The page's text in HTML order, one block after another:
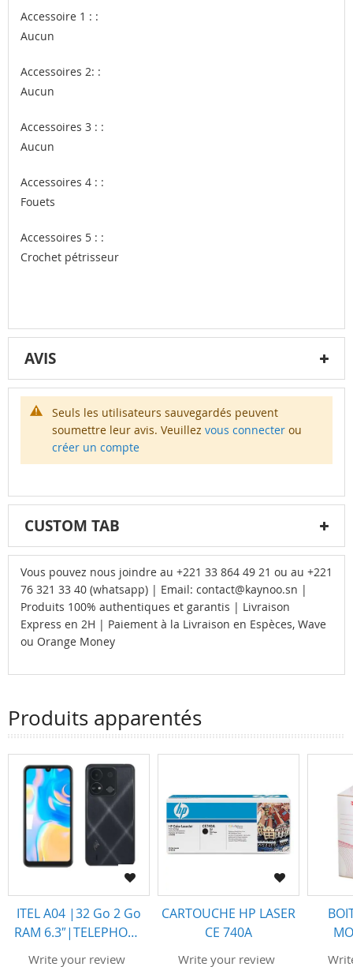
Accessoire 1 : :
Aucun
Accessoires 2: :
Aucun
Accessoires 3 : :
Aucun
Accessoires 4 : :
Fouets
Accessoires 5 : :
Crochet pétrisseur
AVIS
Seuls les utilisateurs sauvegardés peuvent
soumettre leur avis. Veuillez vous connecter ou
créer un compte
CUSTOM TAB
Vous pouvez nous joindre au +221 33 864 49 21 ou au +221
76 321 33 40 (whatsapp) | Email: contact@kaynoo.sn |
Produits 100% authentiques et garantis | Livraison
Express en 2H | Paiement à la Livraison en Espèces, Wave
ou Orange Money
Produits apparentés
ITEL A04 |32 Go 2 Go
RAM 6.3″|TELEPHONE
Write your review
CARTOUCHE HP LASER
CE 740A
Write your review